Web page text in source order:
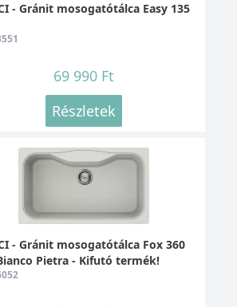
- Gránit mosogatótálca Easy 135
69 990 Ft
Részletek
- Gránit mosogatótálca Fox 360
Pietra - Kifutó termék!